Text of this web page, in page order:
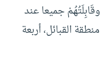
(8) أولاد، وقَابِلَتُهُمْ جميعا عند
القبائل، أربعة